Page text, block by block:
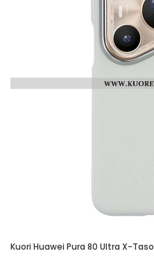
Kuori Huawei Pura 80 Ultra X-Taso